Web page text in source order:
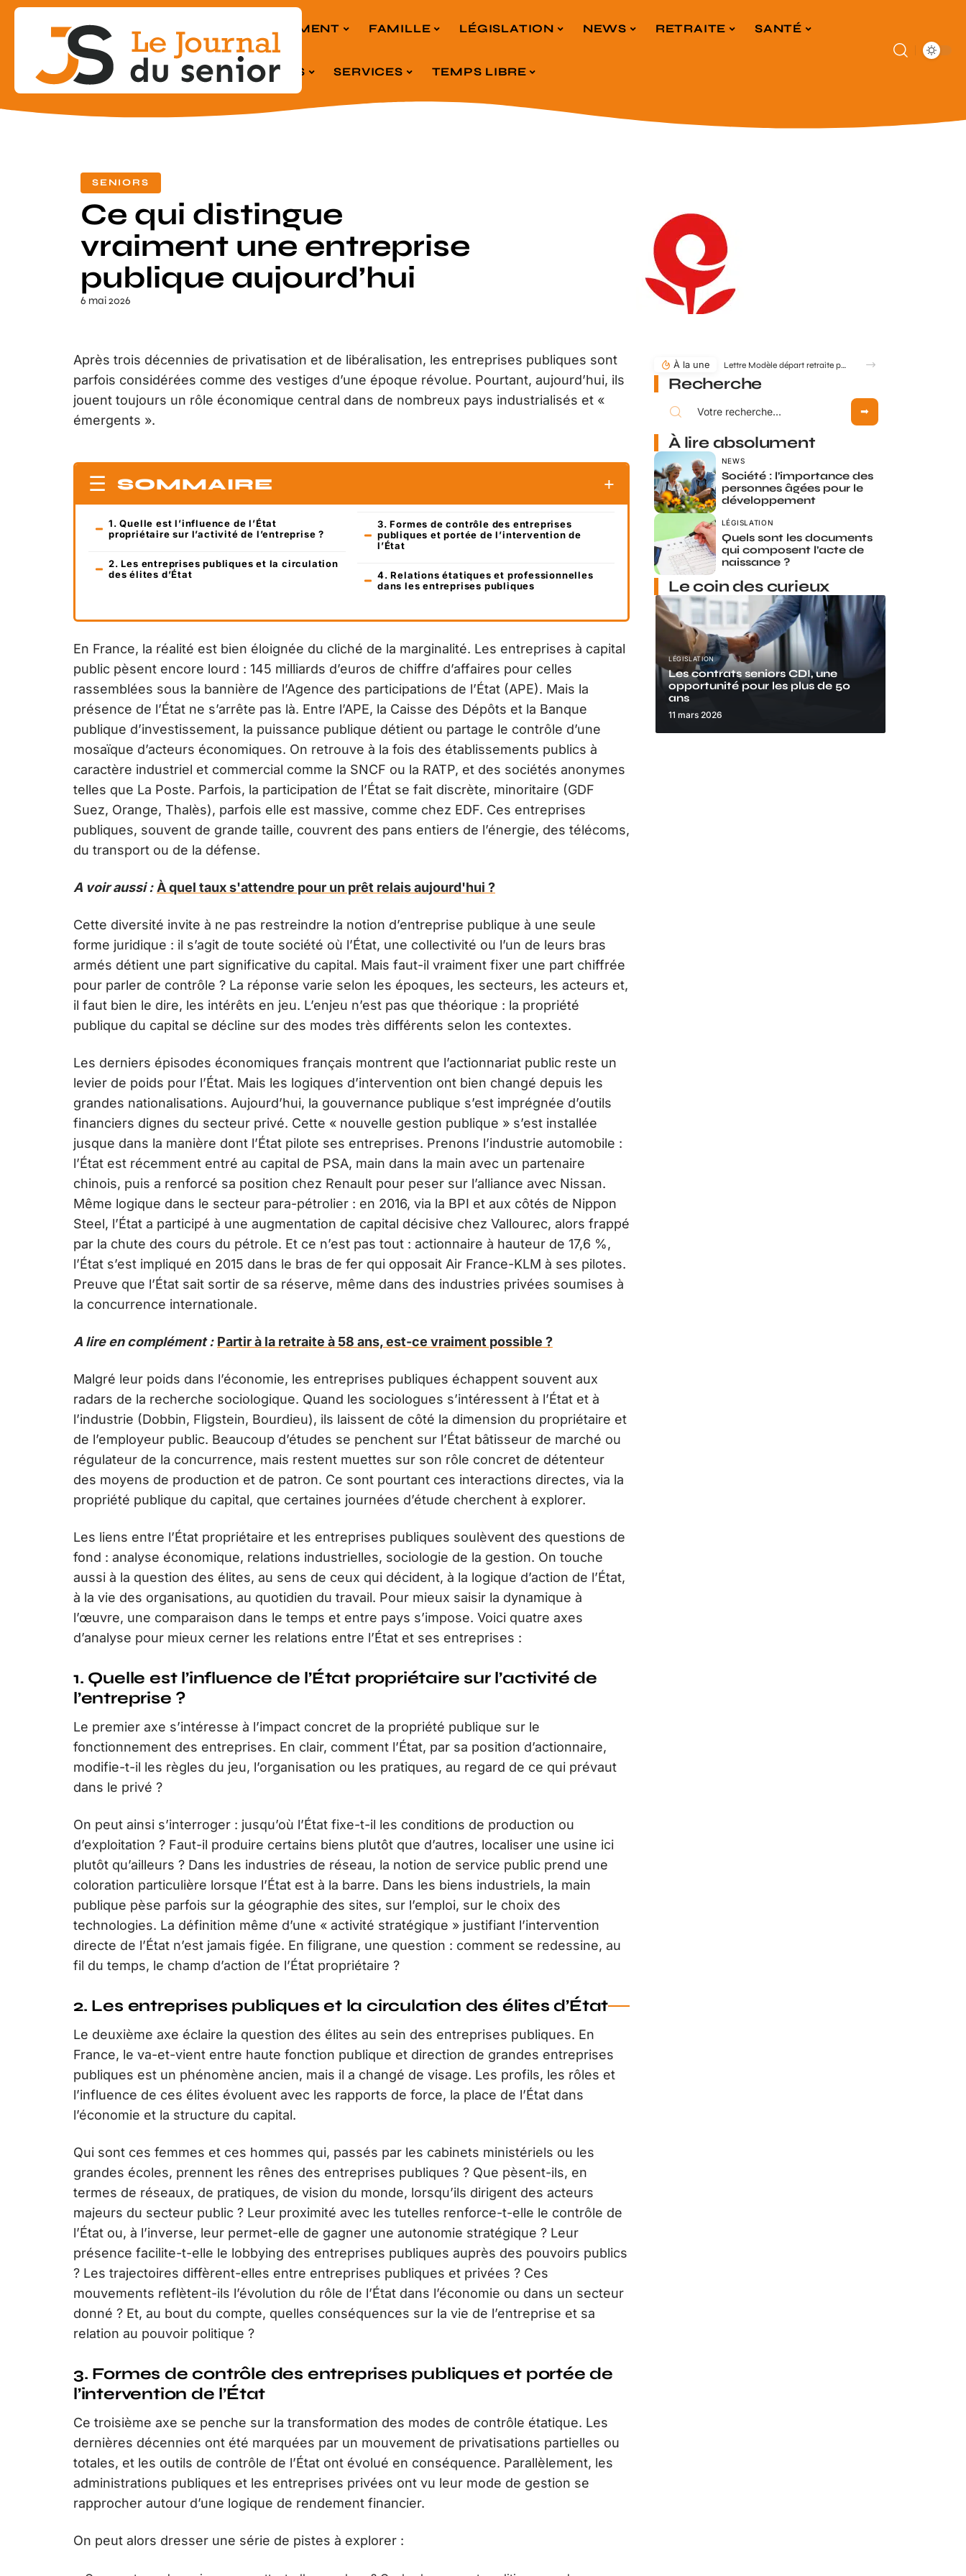
EQUIPEMENT FAMILLE LÉGISLATION NEWS RETRAITE SANTÉ
SENIORS SERVICES TEMPS LIBRE
SENIORS
Ce qui distingue
vraiment une entreprise
publique aujourd’hui
6 mai 2026
Après trois décennies de privatisation et de libéralisation, les entreprises publiques sont
parfois considérées comme des vestiges d’une époque révolue. Pourtant, aujourd’hui, ils
jouent toujours un rôle économique central dans de nombreux pays industrialisés et «
émergents ».
SOMMAIRE
1. Quelle est l’influence de l’État
propriétaire sur l’activité de l’entreprise ?
2. Les entreprises publiques et la circulation
des élites d’État
3. Formes de contrôle des entreprises
publiques et portée de l’intervention de
l’État
4. Relations étatiques et professionnelles
dans les entreprises publiques
En France, la réalité est bien éloignée du cliché de la marginalité. Les entreprises à capital
public pèsent encore lourd : 145 milliards d’euros de chiffre d’affaires pour celles
rassemblées sous la bannière de l’Agence des participations de l’État (APE). Mais la
présence de l’État ne s’arrête pas là. Entre l’APE, la Caisse des Dépôts et la Banque
publique d’investissement, la puissance publique détient ou partage le contrôle d’une
mosaïque d’acteurs économiques. On retrouve à la fois des établissements publics à
caractère industriel et commercial comme la SNCF ou la RATP, et des sociétés anonymes
telles que La Poste. Parfois, la participation de l’État se fait discrète, minoritaire (GDF
Suez, Orange, Thalès), parfois elle est massive, comme chez EDF. Ces entreprises
publiques, souvent de grande taille, couvrent des pans entiers de l’énergie, des télécoms,
du transport ou de la défense.
A voir aussi : À quel taux s'attendre pour un prêt relais aujourd'hui ?
Cette diversité invite à ne pas restreindre la notion d’entreprise publique à une seule
forme juridique : il s’agit de toute société où l’État, une collectivité ou l’un de leurs bras
armés détient une part significative du capital. Mais faut-il vraiment fixer une part chiffrée
pour parler de contrôle ? La réponse varie selon les époques, les secteurs, les acteurs et,
il faut bien le dire, les intérêts en jeu. L’enjeu n’est pas que théorique : la propriété
publique du capital se décline sur des modes très différents selon les contextes.
Les derniers épisodes économiques français montrent que l’actionnariat public reste un
levier de poids pour l’État. Mais les logiques d’intervention ont bien changé depuis les
grandes nationalisations. Aujourd’hui, la gouvernance publique s’est imprégnée d’outils
financiers dignes du secteur privé. Cette « nouvelle gestion publique » s’est installée
jusque dans la manière dont l’État pilote ses entreprises. Prenons l’industrie automobile :
l’État est récemment entré au capital de PSA, main dans la main avec un partenaire
chinois, puis a renforcé sa position chez Renault pour peser sur l’alliance avec Nissan.
Même logique dans le secteur para-pétrolier : en 2016, via la BPI et aux côtés de Nippon
Steel, l’État a participé à une augmentation de capital décisive chez Vallourec, alors frappé
par la chute des cours du pétrole. Et ce n’est pas tout : actionnaire à hauteur de 17,6 %,
l’État s’est impliqué en 2015 dans le bras de fer qui opposait Air France-KLM à ses pilotes.
Preuve que l’État sait sortir de sa réserve, même dans des industries privées soumises à
la concurrence internationale.
A lire en complément : Partir à la retraite à 58 ans, est-ce vraiment possible ?
Malgré leur poids dans l’économie, les entreprises publiques échappent souvent aux
radars de la recherche sociologique. Quand les sociologues s’intéressent à l’État et à
l’industrie (Dobbin, Fligstein, Bourdieu), ils laissent de côté la dimension du propriétaire et
de l’employeur public. Beaucoup d’études se penchent sur l’État bâtisseur de marché ou
régulateur de la concurrence, mais restent muettes sur son rôle concret de détenteur
des moyens de production et de patron. Ce sont pourtant ces interactions directes, via la
propriété publique du capital, que certaines journées d’étude cherchent à explorer.
Les liens entre l’État propriétaire et les entreprises publiques soulèvent des questions de
fond : analyse économique, relations industrielles, sociologie de la gestion. On touche
aussi à la question des élites, au sens de ceux qui décident, à la logique d’action de l’État,
à la vie des organisations, au quotidien du travail. Pour mieux saisir la dynamique à
l’œuvre, une comparaison dans le temps et entre pays s’impose. Voici quatre axes
d’analyse pour mieux cerner les relations entre l’État et ses entreprises :
1. Quelle est l’influence de l’État propriétaire sur l’activité de
l’entreprise ?
Le premier axe s’intéresse à l’impact concret de la propriété publique sur le
fonctionnement des entreprises. En clair, comment l’État, par sa position d’actionnaire,
modifie-t-il les règles du jeu, l’organisation ou les pratiques, au regard de ce qui prévaut
dans le privé ?
On peut ainsi s’interroger : jusqu’où l’État fixe-t-il les conditions de production ou
d’exploitation ? Faut-il produire certains biens plutôt que d’autres, localiser une usine ici
plutôt qu’ailleurs ? Dans les industries de réseau, la notion de service public prend une
coloration particulière lorsque l’État est à la barre. Dans les biens industriels, la main
publique pèse parfois sur la géographie des sites, sur l’emploi, sur le choix des
technologies. La définition même d’une « activité stratégique » justifiant l’intervention
directe de l’État n’est jamais figée. En filigrane, une question : comment se redessine, au
fil du temps, le champ d’action de l’État propriétaire ?
2. Les entreprises publiques et la circulation des élites d’État
Le deuxième axe éclaire la question des élites au sein des entreprises publiques. En
France, le va-et-vient entre haute fonction publique et direction de grandes entreprises
publiques est un phénomène ancien, mais il a changé de visage. Les profils, les rôles et
l’influence de ces élites évoluent avec les rapports de force, la place de l’État dans
l’économie et la structure du capital.
Qui sont ces femmes et ces hommes qui, passés par les cabinets ministériels ou les
grandes écoles, prennent les rênes des entreprises publiques ? Que pèsent-ils, en
termes de réseaux, de pratiques, de vision du monde, lorsqu’ils dirigent des acteurs
majeurs du secteur public ? Leur proximité avec les tutelles renforce-t-elle le contrôle de
l’État ou, à l’inverse, leur permet-elle de gagner une autonomie stratégique ? Leur
présence facilite-t-elle le lobbying des entreprises publiques auprès des pouvoirs publics
? Les trajectoires diffèrent-elles entre entreprises publiques et privées ? Ces
mouvements reflètent-ils l’évolution du rôle de l’État dans l’économie ou dans un secteur
donné ? Et, au bout du compte, quelles conséquences sur la vie de l’entreprise et sa
relation au pouvoir politique ?
3. Formes de contrôle des entreprises publiques et portée de
l’intervention de l’État
Ce troisième axe se penche sur la transformation des modes de contrôle étatique. Les
dernières décennies ont été marquées par un mouvement de privatisations partielles ou
totales, et les outils de contrôle de l’État ont évolué en conséquence. Parallèlement, les
administrations publiques et les entreprises privées ont vu leur mode de gestion se
rapprocher autour d’une logique de rendement financier.
On peut alors dresser une série de pistes à explorer :
À la une Lettre Modèle départ retraite pour départ anticipé : comment formuler ?
Recherche
À lire absolument
NEWS
Société : l’importance des
personnes âgées pour le
développement
LÉGISLATION
Quels sont les documents
qui composent l’acte de
naissance ?
Le coin des curieux
LÉGISLATION
Les contrats seniors CDI, une
opportunité pour les plus de 50
ans
11 mars 2026